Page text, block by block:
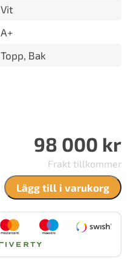
Vit
A+
Topp, Bak
98 000 kr
Frakt tillkommer
Lägg till i varukorg